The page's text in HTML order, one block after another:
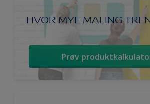
HVOR MYE MALING
Prøv